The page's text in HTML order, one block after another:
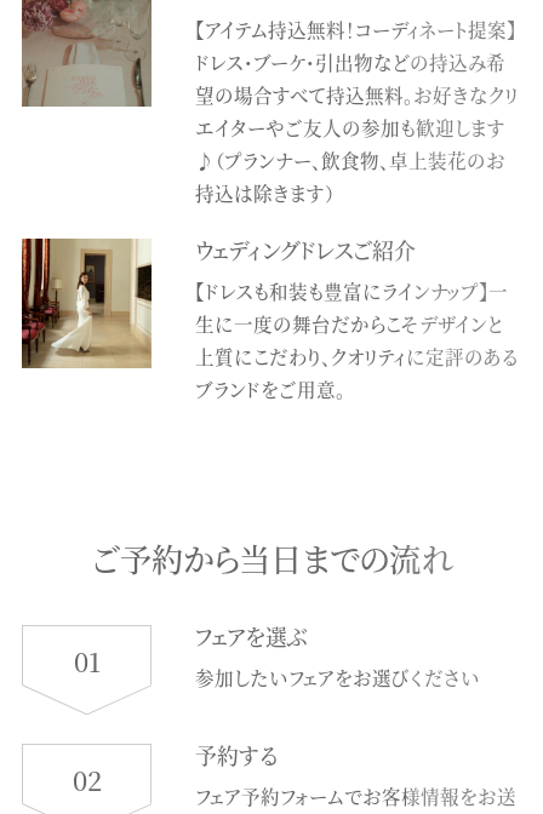
【アイテム持込無料！コーディネート提案】
ドレス・ブーケ・引出物などの持込み希
望の場合すべて持込無料。お好きなクリ
エイターやご友人の参加も歓迎します
♪（プランナー、飲食物、卓上装花のお
持込は除きます）
ウェディングドレスご紹介
【ドレスも和装も豊富にラインナップ】一
生に一度の舞台だからこそデザインと
上質にこだわり、クオリティに定評のある
ブランドをご用意。
ご予約から当日までの流れ
01
フェアを選ぶ
参加したいフェアをお選びください
02
予約する
フェア予約フォームでお客様情報をお送